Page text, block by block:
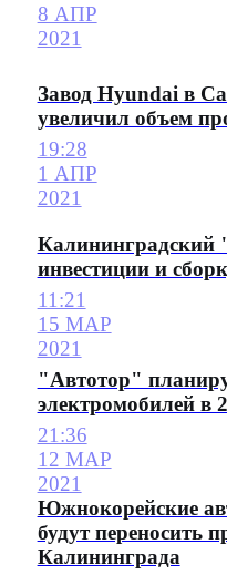
8 АПР
2021
Завод Hyundai в
увеличил объем
19:28
1 АПР
2021
Калининградский
инвестиции и
11:21
15 МАР
2021
"Автотор"
электромобилей в
21:36
12 МАР
2021
Южнокорейские
будут переносить
Калининграда